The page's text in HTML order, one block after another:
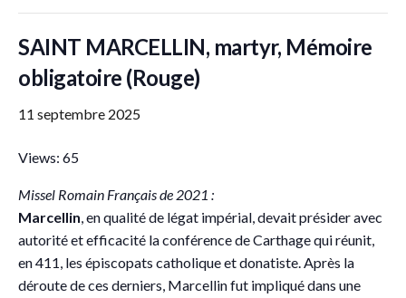
SAINT MARCELLIN, martyr, Mémoire
obligatoire (Rouge)
11 septembre 2025
Views: 65
Missel Romain Français de 2021 :
Marcellin, en qualité de légat impérial, devait présider avec
autorité et efficacité la conférence de Carthage qui réunit,
en 411, les épiscopats catholique et donatiste. Après la
déroute de ces derniers, Marcellin fut impliqué dans une